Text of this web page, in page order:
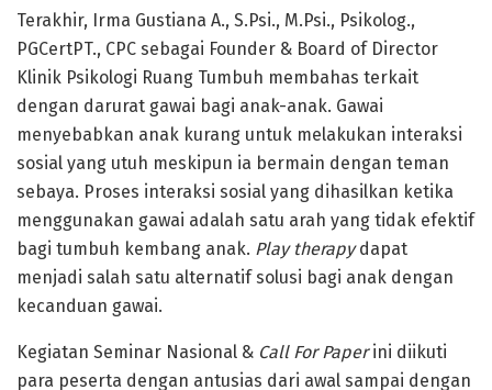
Terakhir, Irma Gustiana A., S.Psi., M.Psi., Psikolog.,
PGCertPT., CPC sebagai Founder & Board of Director
Klinik Psikologi Ruang Tumbuh membahas terkait
dengan darurat gawai bagi anak-anak. Gawai
menyebabkan anak kurang untuk melakukan interaksi
sosial yang utuh meskipun ia bermain dengan teman
sebaya. Proses interaksi sosial yang dihasilkan ketika
menggunakan gawai adalah satu arah yang tidak efektif
bagi tumbuh kembang anak. Play therapydapat
menjadi salah satu alternatif solusi bagi anak dengan
kecanduan gawai.
Kegiatan Seminar Nasional & Call For Paperini diikuti
para peserta dengan antusias dari awal sampai dengan